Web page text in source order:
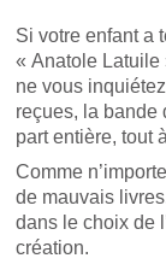
Si votre enfant a
« Anatole Latuile
ne vous
reçues, la bande
part entière, tout
Comme
de mauvais
dans le choix de
création.